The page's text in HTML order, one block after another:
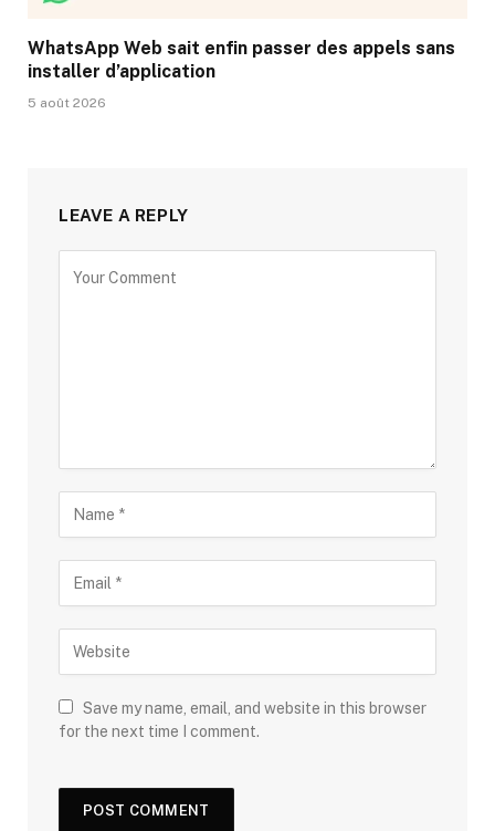
WhatsApp Web sait enfin passer des appels sans
installer d’application
5 août 2026
LEAVE A REPLY
Save my name, email, and website in this browser
for the next time I comment.